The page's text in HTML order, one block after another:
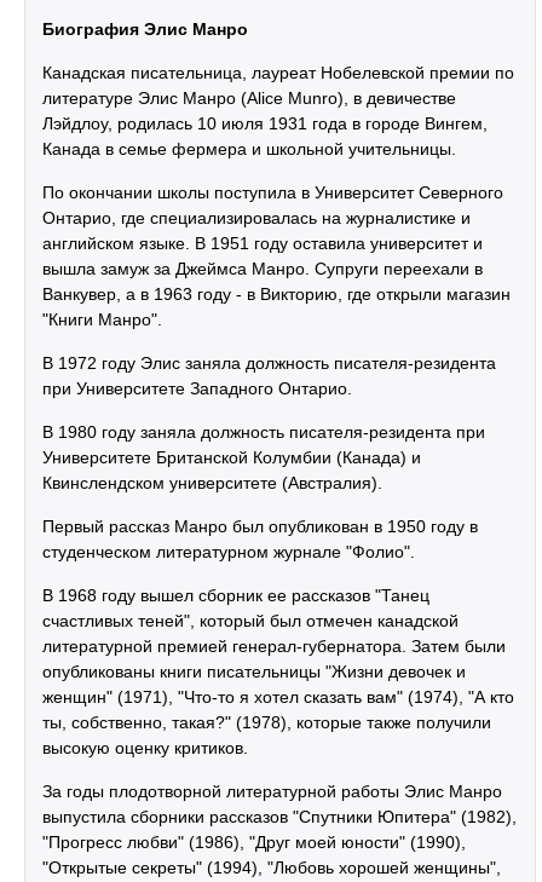
Биография Элис Манро
Канадская писательница, лауреат Нобелевской премии по
литературе Элис Манро (Alice Munro), в девичестве
Лэйдлоу, родилась 10 июля 1931 года в городе Вингем,
Канада в семье фермера и школьной учительницы.
По окончании школы поступила в Университет Северного
Онтарио, где специализировалась на журналистике и
английском языке. В 1951 году оставила университет и
вышла замуж за Джеймса Манро. Супруги переехали в
Ванкувер, а в 1963 году - в Викторию, где открыли магазин
"Книги Манро".
В 1972 году Элис заняла должность писателя-резидента
при Университете Западного Онтарио.
В 1980 году заняла должность писателя-резидента при
Университете Британской Колумбии (Канада) и
Квинслендском университете (Австралия).
Первый рассказ Манро был опубликован в 1950 году в
студенческом литературном журнале "Фолио".
В 1968 году вышел сборник ее рассказов "Танец
счастливых теней", который был отмечен канадской
литературной премией генерал-губернатора. Затем были
опубликованы книги писательницы "Жизни девочек и
женщин" (1971), "Что-то я хотел сказать вам" (1974), "А кто
ты, собственно, такая?" (1978), которые также получили
высокую оценку критиков.
За годы плодотворной литературной работы Элис Манро
выпустила сборники рассказов "Спутники Юпитера" (1982),
"Прогресс любви" (1986), "Друг моей юности" (1990),
"Открытые секреты" (1994), "Любовь хорошей женщины",